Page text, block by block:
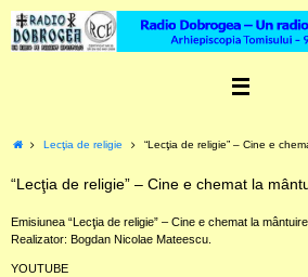
content
HomeLecţia de religie “Lecţia de religie” – Cine e
“Lecţia de religie” – Cine e chemat la
Emisiunea “Lecţia de religie” – Cine e chemat la
Realizator: Bogdan Nicolae Mateescu.
YOUTUBE